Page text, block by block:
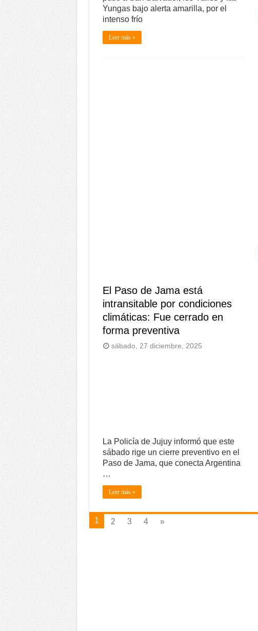
Yungas bajo alerta amarilla, por el
intenso frío
Leer más »
El Paso de Jama está
intransitable por condiciones
climáticas: Fue cerrado en
forma preventiva
sábado, 27 diciembre, 2025
La Policía de Jujuy informó que este
sábado rige un cierre preventivo en el
Paso de Jama, que conecta Argentina
…
Leer más »
1 2 3 4 »